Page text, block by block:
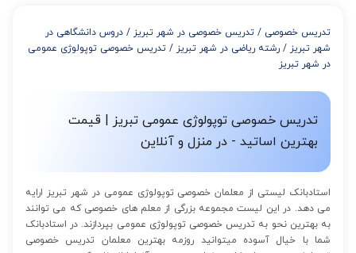
از 12 تا 15 جلسه: 7% تخفیف
از 16 تا 100 جلسه: 9% تخفیف
تدریس خصوصی / تدریس خصوصی در شهر تبریز / دروس دانشگاهی در
شهر تبریز / رشته ریاضی در شهر تبریز / تدریس خصوصی توپولوژی عمومی
در شهر تبریز
تدریس خصوصی توپولوژی عمومی تبریز | قیمت
بهترین اساتید - در منزل و آنلاین
استادبانک لیستی از معلمان خصوصی توپولوژی عمومی در شهر تبریز ارایه
می دهد. در این لیست مجموعه بزرگی از معلم های خصوصی که می توانند
به بهترین نحو به تدریس خصوصی توپولوژی عمومی بپردازند. در استادبانک
شما با خیال آسوده میتوانید روزمه بهترین معلمان تدریس خصوصی